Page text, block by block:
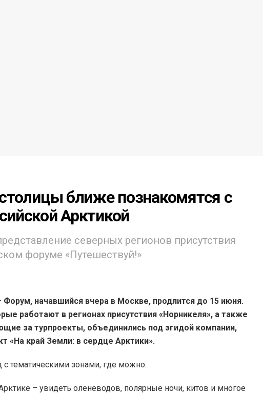
ближе познакомятся с
Арктикой
северных регионов присутствия
форуме «Путешествуй!»
Форум, начавшийся вчера в Москве, продлится до 15 июня.
работают в регионах присутствия «Норникеля», а также
за турпроекты, объединились под эгидой компании,
«На край Земли: в сердце Арктики».
с тематическими зонами, где можно:
– увидеть оленеводов, полярные ночи, китов и многое